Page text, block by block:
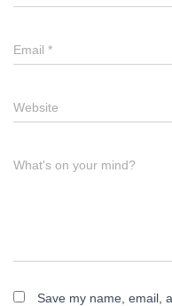
Email *
Website
What's on your mind?
Save my name, email,